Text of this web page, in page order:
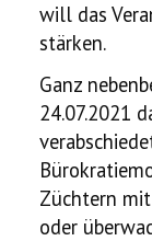
will das
stärken.
Ganz
24.07.2021
Züchtern
oder